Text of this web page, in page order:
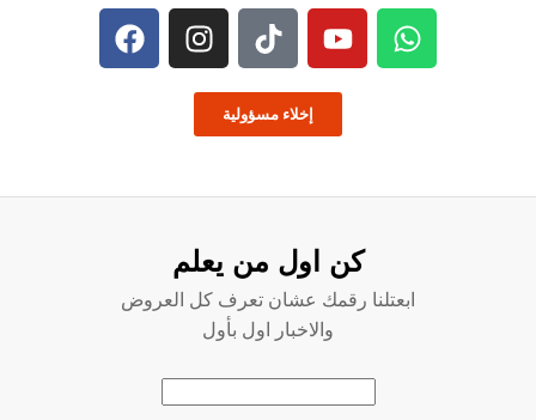
إخلاء مسؤولية
كن اول من يعلم
ابعتلنا رقمك عشان تعرف كل العروض
والاخبار اول بأول